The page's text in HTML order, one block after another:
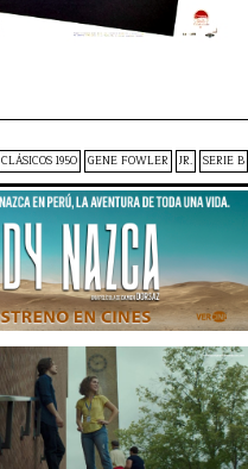
CLÁSICOS 1950 GENE FOWLER JR. SERIE B